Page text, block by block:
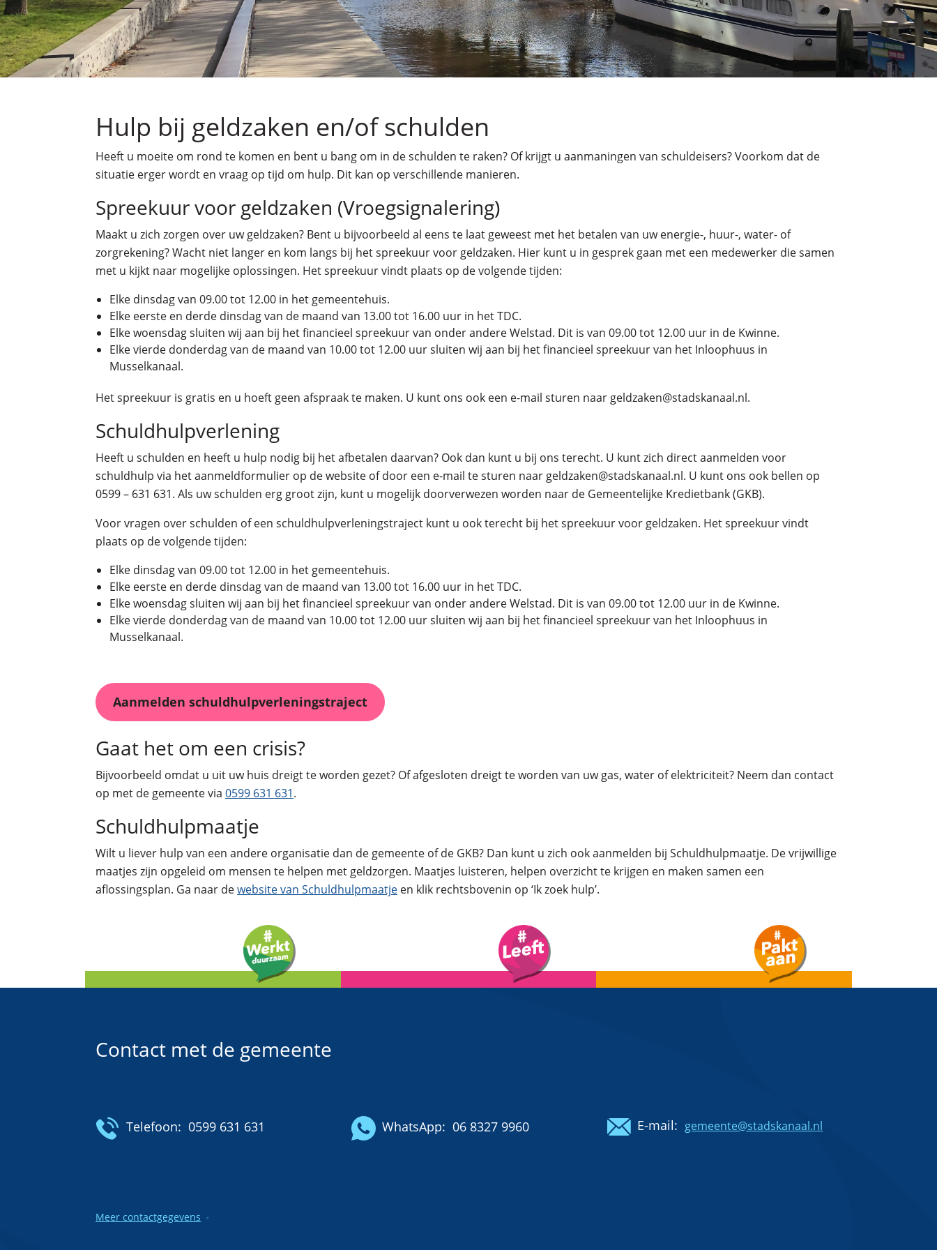
Hulp bij geldzaken en/of schulden
Heeft u moeite om rond te komen en bent u bang om in de schulden te raken? Of krijgt u aanmaningen van schuldeisers? Voorkom dat de
situatie erger wordt en vraag op tijd om hulp. Dit kan op verschillende manieren.
Spreekuur voor geldzaken (Vroegsignalering)
Maakt u zich zorgen over uw geldzaken? Bent u bijvoorbeeld al eens te laat geweest met het betalen van uw energie-, huur-, water- of
zorgrekening? Wacht niet langer en kom langs bij het spreekuur voor geldzaken. Hier kunt u in gesprek gaan met een medewerker die samen
met u kijkt naar mogelijke oplossingen. Het spreekuur vindt plaats op de volgende tijden:
Elke dinsdag van 09.00 tot 12.00 in het gemeentehuis.
Elke eerste en derde dinsdag van de maand van 13.00 tot 16.00 uur in het TDC.
Elke woensdag sluiten wij aan bij het financieel spreekuur van onder andere Welstad. Dit is van 09.00 tot 12.00 uur in de Kwinne.
Elke vierde donderdag van de maand van 10.00 tot 12.00 uur sluiten wij aan bij het financieel spreekuur van het Inloophuus in
Musselkanaal.
Het spreekuur is gratis en u hoeft geen afspraak te maken. U kunt ons ook een e-mail sturen naar geldzaken@stadskanaal.nl.
Schuldhulpverlening
Heeft u schulden en heeft u hulp nodig bij het afbetalen daarvan? Ook dan kunt u bij ons terecht. U kunt zich direct aanmelden voor
schuldhulp via het aanmeldformulier op de website of door een e-mail te sturen naar geldzaken@stadskanaal.nl. U kunt ons ook bellen op
0599 – 631 631. Als uw schulden erg groot zijn, kunt u mogelijk doorverwezen worden naar de Gemeentelijke Kredietbank (GKB).
Voor vragen over schulden of een schuldhulpverleningstraject kunt u ook terecht bij het spreekuur voor geldzaken. Het spreekuur vindt
plaats op de volgende tijden:
Elke dinsdag van 09.00 tot 12.00 in het gemeentehuis.
Elke eerste en derde dinsdag van de maand van 13.00 tot 16.00 uur in het TDC.
Elke woensdag sluiten wij aan bij het financieel spreekuur van onder andere Welstad. Dit is van 09.00 tot 12.00 uur in de Kwinne.
Elke vierde donderdag van de maand van 10.00 tot 12.00 uur sluiten wij aan bij het financieel spreekuur van het Inloophuus in
Musselkanaal.
Aanmelden schuldhulpverleningstraject
Gaat het om een crisis?
Bijvoorbeeld omdat u uit uw huis dreigt te worden gezet? Of afgesloten dreigt te worden van uw gas, water of elektriciteit? Neem dan contact
op met de gemeente via 0599 631 631.
Schuldhulpmaatje
Wilt u liever hulp van een andere organisatie dan de gemeente of de GKB? Dan kunt u zich ook aanmelden bij Schuldhulpmaatje. De vrijwillige
maatjes zijn opgeleid om mensen te helpen met geldzorgen. Maatjes luisteren, helpen overzicht te krijgen en maken samen een
aflossingsplan. Ga naar dewebsite van Schuldhulpmaatje en klik rechtsbovenin op ‘Ik zoek hulp’.
Contact met de gemeente
Telefoon: 0599 631 631 WhatsApp: 06 8327 9960 E-mail: gemeente@stadskanaal.nl
Meer contactgegevens